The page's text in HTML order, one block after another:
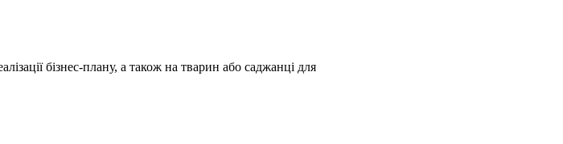
бізнес-плану, а також на тварин або саджанці для